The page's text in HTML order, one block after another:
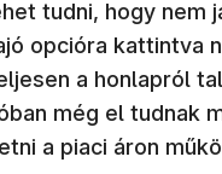
tudni, hogy nem
opcióra kattintva
a honlapról
még el tudnak
a piaci áron